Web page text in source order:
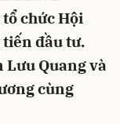
chức Hội
tiến đầu tư.
Quang và
cùng